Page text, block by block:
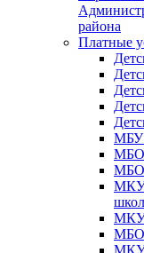
района
Платные
МБУ
МКУ